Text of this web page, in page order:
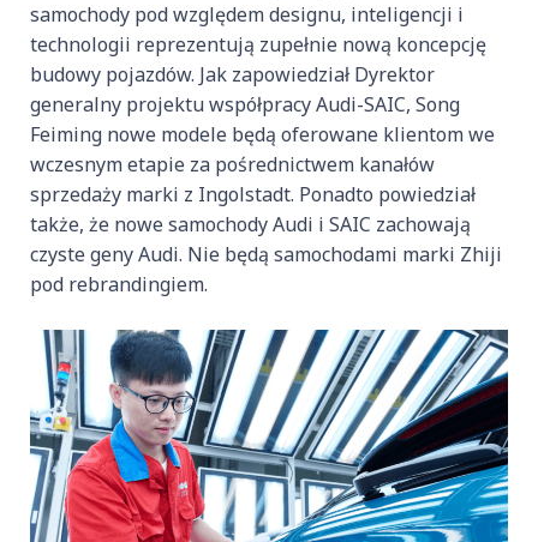
samochody pod względem designu, inteligencji i
technologii reprezentują zupełnie nową koncepcję
budowy pojazdów. Jak zapowiedział Dyrektor
generalny projektu współpracy Audi-SAIC, Song
Feiming nowe modele będą oferowane klientom we
wczesnym etapie za pośrednictwem kanałów
sprzedaży marki z Ingolstadt. Ponadto powiedział
także, że nowe samochody Audi i SAIC zachowają
czyste geny Audi. Nie będą samochodami marki Zhiji
pod rebrandingiem.